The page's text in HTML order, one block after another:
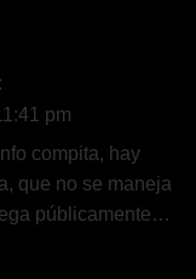
pm
compita, hay
que no se maneja
públicamente…